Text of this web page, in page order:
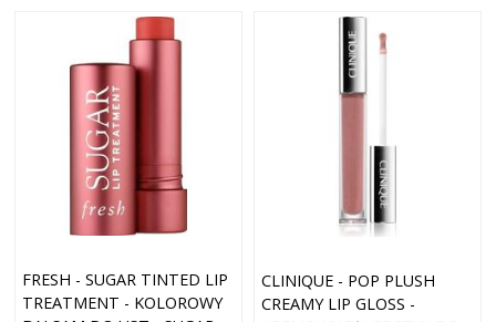
FRESH - SUGAR TINTED LIP
TREATMENT - KOLOROWY
CLINIQUE - POP PLUSH
CREAMY LIP GLOSS -